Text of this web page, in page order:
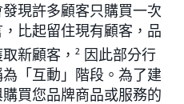
現許多顧客只購買一次
比起留住現有顧客，品
新顧客， 2
因此部分行
「互動」階段。為了建
買您品牌商品或服務的